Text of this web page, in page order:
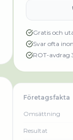
Gratis och
Svar ofta
ROT-avdrag
Företagsfakta
Omsättning
Resultat